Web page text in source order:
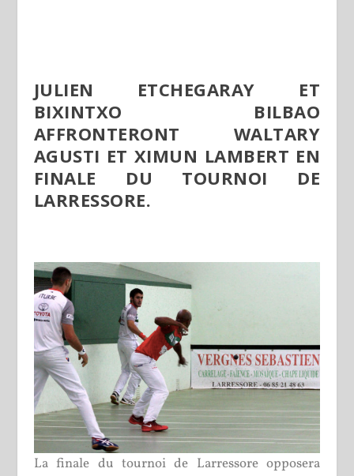
JULIEN ETCHEGARAY ET
BIXINTXO BILBAO
AFFRONTERONT WALTARY
AGUSTI ET XIMUN LAMBERT EN
FINALE DU TOURNOI DE
LARRESSORE.
La finale du tournoi de Larressore opposera